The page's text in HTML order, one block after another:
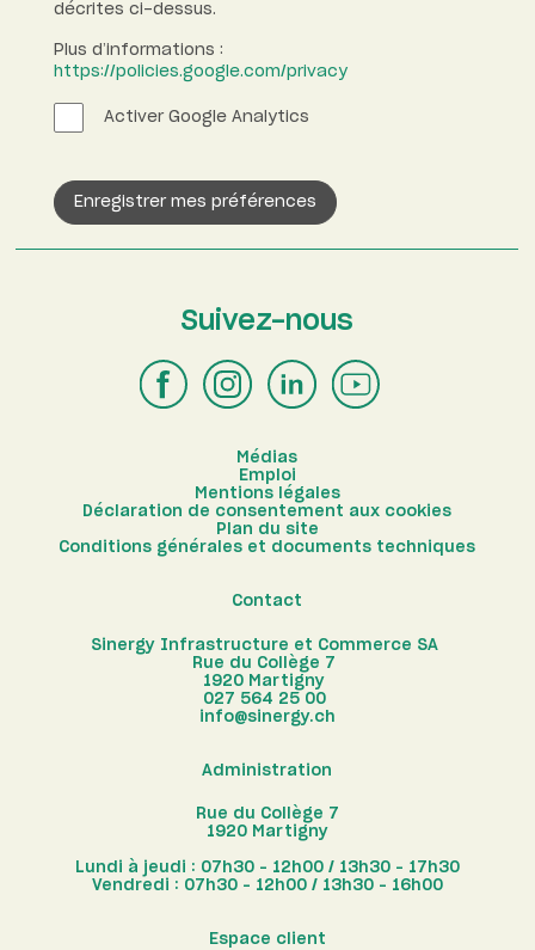
décrites ci-dessus.
Plus d’informations :
https://policies.google.com/privacy
Activer Google Analytics
Enregistrer mes préférences
Suivez-nous
Contact
Sinergy Infrastructure et Commerce SA
Rue du Collège 7
1920 Martigny
027 564 25 00
info@sinergy.ch
Médias
Emploi
Mentions légales
Déclaration de consentement aux cookies
Plan du site
Conditions générales et documents techniques
Administration
Rue du Collège 7
1920 Martigny
Lundi à jeudi : 07h30 – 12h00 / 13h30 – 17h30
Vendredi : 07h30 – 12h00 / 13h30 – 16h00
Espace client